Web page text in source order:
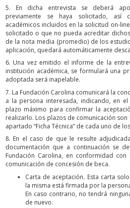
5. En dicha entrevista se deberá
previamente se haya solicitado, así
académicos incluidos en la solicitud on-
solicitado o que no pueda acreditar
de la nota media (promedio) de los
aplicación, quedará automáticamente
6. Una vez emitido el informe de la
institución académica, se formulará una
adoptada será inapelable.
7. La Fundación Carolina comunicará la
a la persona interesada, indicando, en
plazo máximo para confirmar la
realizarlo. Los plazos de comunicación
apartado “Ficha Técnica” de cada uno de
8. En el caso de que le resulte
documentación que a continuación se
Fundación Carolina, en conformidad
comunicación de concesión de beca.
Carta de aceptación. Esta carta
la misma está firmada por la
En caso contrario, no tendrá
de nuevo.